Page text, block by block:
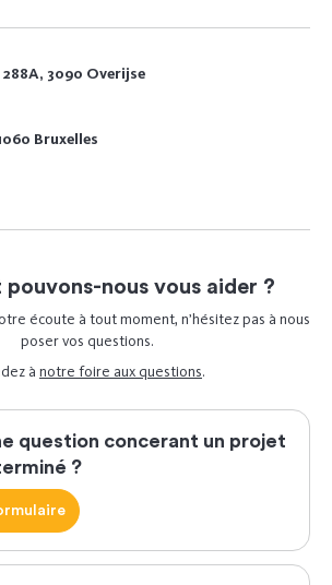
3090 Overijse
Bruxelles
nous vous aider ?
écoute à tout moment, n’hésitez pas à nous
poser vos questions.
à notre foire aux questions.
question concerant un projet
?